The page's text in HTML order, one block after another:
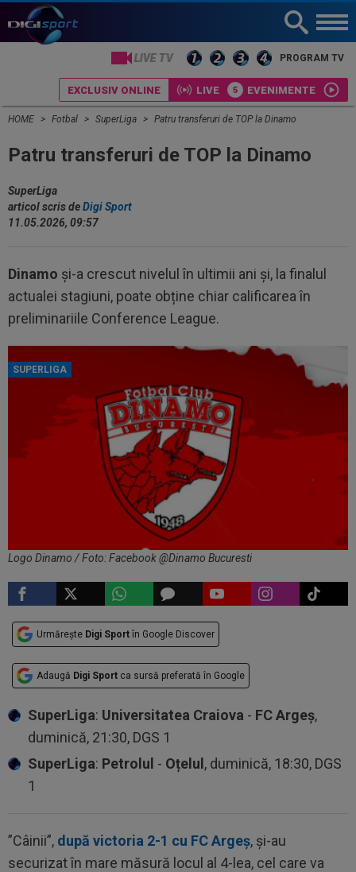
LIVE TV PROGRAM TV
EXCLUSIV ONLINE LIVE EVENIMENTE
HOME Fotbal SuperLiga Patru transferuri de TOP la Dinamo
Patru transferuri de TOP la Dinamo
SuperLiga
articol scris deDigi Sport
11.05.2026, 09:57
Dinamo și-a crescut nivelul în ultimii ani și, la finalul
actualei stagiuni, poate obține chiar calificarea în
preliminariile Conference League.
SUPERLIGA
Logo Dinamo / Foto: Facebook @Dinamo Bucuresti
Urmărește Digi Sport în Google Discover
Adaugă Digi Sport ca sursă preferată în Google
SuperLiga: Universitatea Craiova - FC Argeș,
duminică, 21:30, DGS 1
SuperLiga: Petrolul - Oțelul, duminică, 18:30, DGS
1
”Câinii”, după victoria 2-1 cu FC Argeș, și-au
securizat în mare măsură locul al 4-lea, cel care va